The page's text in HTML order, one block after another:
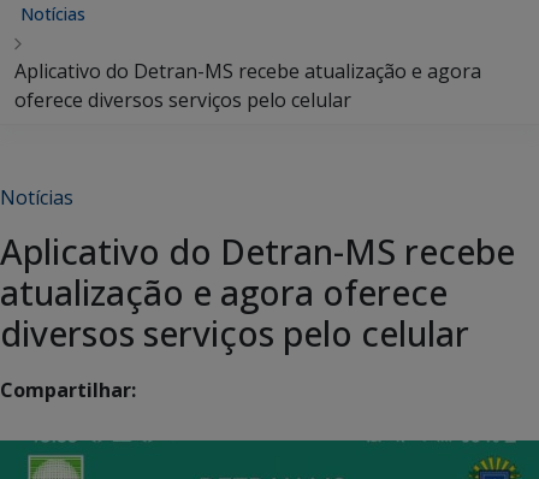
Notícias
Aplicativo do Detran-MS recebe atualização e agora
oferece diversos serviços pelo celular
Notícias
Aplicativo do Detran-MS recebe
atualização e agora oferece
diversos serviços pelo celular
Compartilhar: